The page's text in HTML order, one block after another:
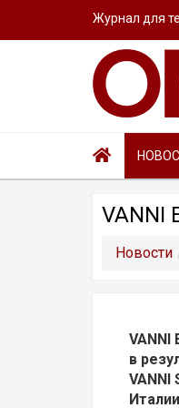
Журнал для
VANNI
Новости
в
VANNI